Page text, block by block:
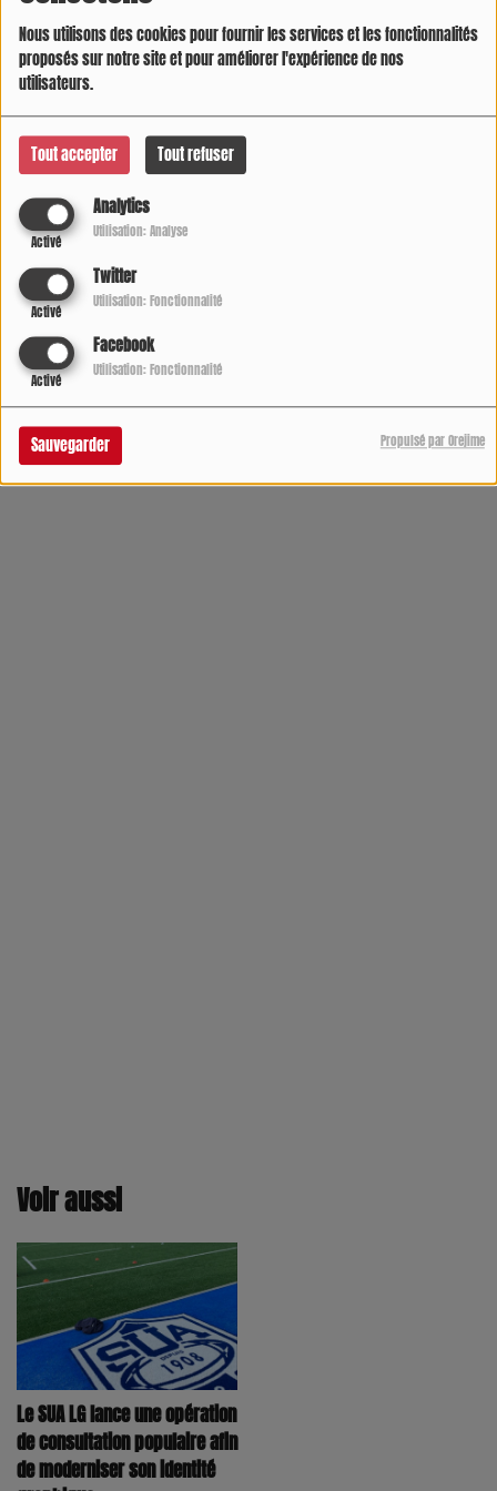
Nous utilisons des cookies pour fournir les services et les fonctionnalités
proposés sur notre site et pour améliorer l'expérience de nos
utilisateurs.
Tout accepter Tout refuser
Analytics
Activé
Utilisation: Analyse
Twitter
Activé
Utilisation: Fonctionnalité
Facebook
Activé
Utilisation: Fonctionnalité
Sauvegarder Propulsé par Orejime
Voir aussi
Le SUA LG lance une opération
de consultation populaire afin
de moderniser son identité